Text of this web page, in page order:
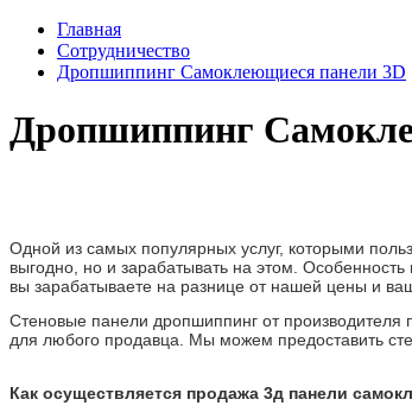
Главная
Сотрудничество
Дропшиппинг Самоклеющиеся панели 3D
Дропшиппинг
Одной из самых популярных услуг, которыми
выгодно, но и зарабатывать на этом.
вы зарабатываете на разнице от нашей цены и
Стеновые панели дропшиппинг от
для любого продавца. Мы можем предоставить
Как осуществляется продажа 3д панели